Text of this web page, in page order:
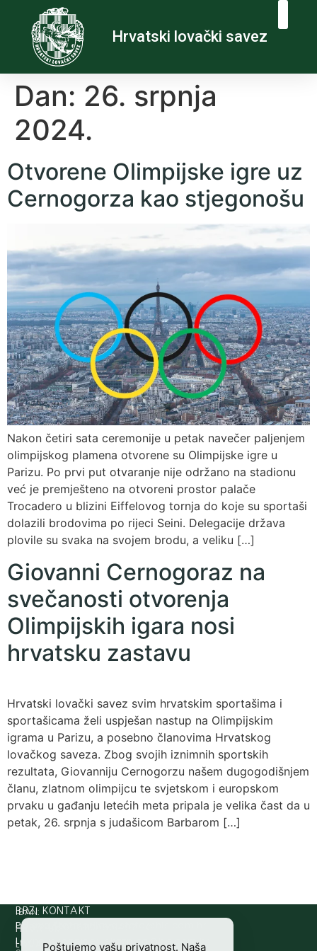
Hrvatski lovački savez
Dan: 26. srpnja
2024.
Otvorene Olimpijske igre uz
Cernogorza kao stjegonošu
Nakon četiri sata ceremonije u petak navečer paljenjem
olimpijskog plamena otvorene su Olimpijske igre u
Parizu. Po prvi put otvaranje nije održano na stadionu
već je premješteno na otvoreni prostor palače
Trocadero u blizini Eiffelovog tornja do koje su sportaši
dolazili brodovima po rijeci Seini. Delegacije država
plovile su svaka na svojem brodu, a veliku […]
Giovanni Cernogoraz na
svečanosti otvorenja
Olimpijskih igara nosi
hrvatsku zastavu
Hrvatski lovački savez svim hrvatskim sportašima i
sportašicama želi uspješan nastup na Olimpijskim
igrama u Parizu, a posebno članovima Hrvatskog
lovačkog saveza. Zbog svojih iznimnih sportskih
rezultata, Giovanniju Cernogorzu našem dugogodišnjem
članu, zlatnom olimpijcu te svjetskom i europskom
prvaku u gađanju letećih meta pripala je velika čast da u
petak, 26. srpnja s judašicom Barbarom […]
HRVATSKI
LOVAČKI
IBAN:
HR8124020061100501497
BRZI KONTAKT
Prijava štete:
Lovne iskaznice:
rh.moc.slh
@acinzaksi
Poštujemo vašu privatnost. Naša